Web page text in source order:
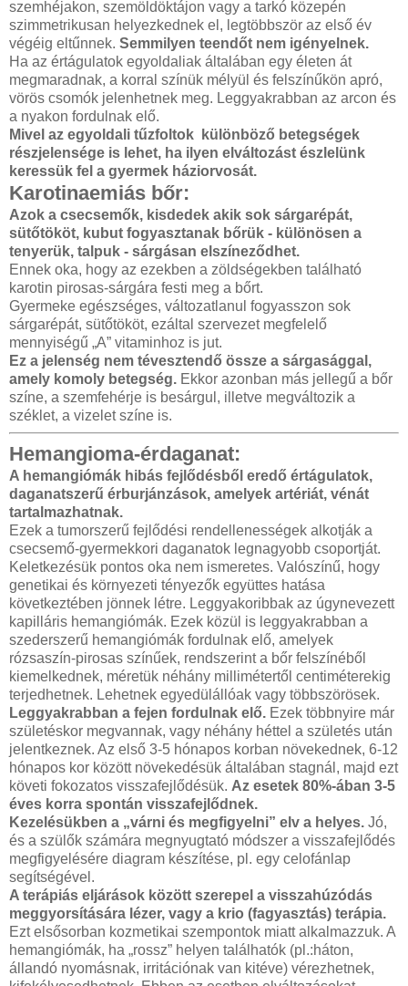
szemhéjakon, szemöldöktájon vagy a tarkó közepén
szimmetrikusan helyezkednek el, legtöbbször az első év
végéig eltűnnek. Semmilyen teendőt nem igényelnek.
Ha az értágulatok egyoldaliak általában egy életen át
megmaradnak, a korral színük mélyül és felszínűkön apró,
vörös csomók jelenhetnek meg. Leggyakrabban az arcon és
a nyakon fordulnak elő.
Mivel az egyoldali tűzfoltok különböző betegségek
részjelensége is lehet, ha ilyen elváltozást észlelünk
keressük fel a gyermek háziorvosát.
Karotinaemiás bőr:
Azok a csecsemők, kisdedek akik sok sárgarépát,
sütőtököt, kubut fogyasztanak bőrük - különösen a
tenyerük, talpuk - sárgásan elszíneződhet.
Ennek oka, hogy az ezekben a zöldségekben található
karotin pirosas-sárgára festi meg a bőrt.
Gyermeke egészséges, változatlanul fogyasszon sok
sárgarépát, sütőtököt, ezáltal szervezet megfelelő
mennyiségű „A” vitaminhoz is jut.
Ez a jelenség nem tévesztendő össze a sárgasággal,
amely komoly betegség. Ekkor azonban más jellegű a bőr
színe, a szemfehérje is besárgul, illetve megváltozik a
széklet, a vizelet színe is.
Hemangioma-érdaganat:
A hemangiómák hibás fejlődésből eredő értágulatok,
daganatszerű érburjánzások, amelyek artériát, vénát
tartalmazhatnak.
Ezek a tumorszerű fejlődési rendellenességek alkotják a
csecsemő-gyermekkori daganatok legnagyobb csoportját.
Keletkezésük pontos oka nem ismeretes. Valószínű, hogy
genetikai és környezeti tényezők együttes hatása
következtében jönnek létre. Leggyakoribbak az úgynevezett
kapilláris hemangiómák. Ezek közül is leggyakrabban a
szederszerű hemangiómák fordulnak elő, amelyek
rózsaszín-pirosas színűek, rendszerint a bőr felszínéből
kiemelkednek, méretük néhány millimétertől centiméterekig
terjedhetnek. Lehetnek egyedülállóak vagy többszörösek.
Leggyakrabban a fejen fordulnak elő. Ezek többnyire már
születéskor megvannak, vagy néhány héttel a születés után
jelentkeznek. Az első 3-5 hónapos korban növekednek, 6-12
hónapos kor között növekedésük általában stagnál, majd ezt
követi fokozatos visszafejlődésük. Az esetek 80%-ában 3-5
éves korra spontán visszafejlődnek.
Kezelésükben a „várni és megfigyelni” elv a helyes. Jó,
és a szülők számára megnyugtató módszer a visszafejlődés
megfigyelésére diagram készítése, pl. egy celofánlap
segítségével.
A terápiás eljárások között szerepel a visszahúzódás
meggyorsítására lézer, vagy a krio (fagyasztás) terápia.
Ezt elsősorban kozmetikai szempontok miatt alkalmazzuk. A
hemangiómák, ha „rossz” helyen találhatók (pl.:háton,
állandó nyomásnak, irritációnak van kitéve) vérezhetnek,